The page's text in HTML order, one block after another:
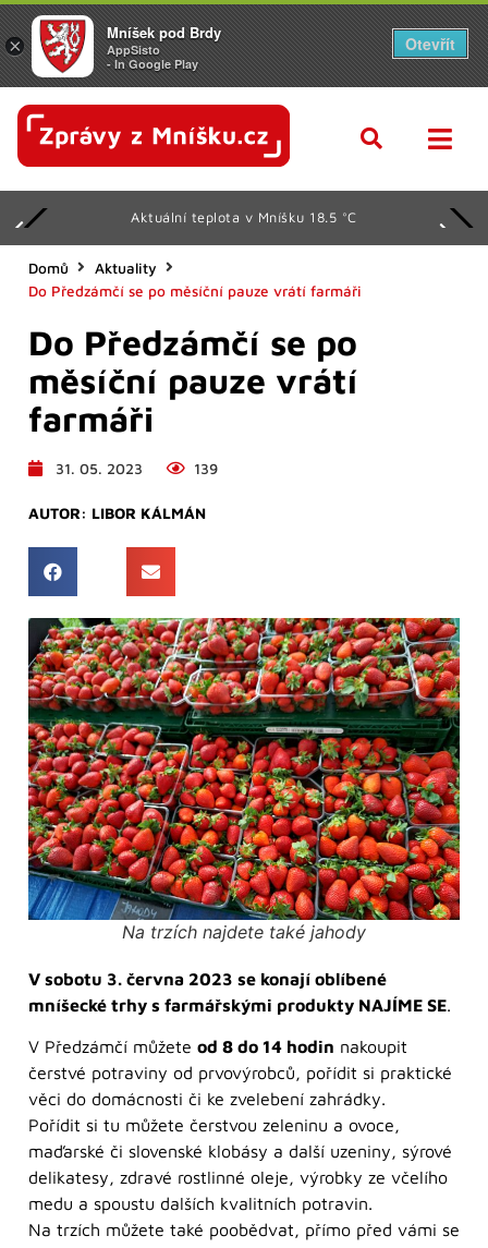
Aktuální teplota v Mníšku 18.5 °C
Domů
Aktuality
Do Předzámčí se po měsíční pauze vrátí farmáři
Do Předzámčí se po
měsíční pauze vrátí
farmáři
31. 05. 2023 139
AUTOR: LIBOR KÁLMÁN
Na trzích najdete také jahody
V sobotu 3. června 2023 se konají oblíbené
mníšecké trhy s farmářskými produkty NAJÍME SE
V Předzámčí můžete od 8 do 14 hodin nakoupit
čerstvé potraviny od prvovýrobců, pořídit si praktické
věci do domácnosti či ke zvelebení zahrádky.
Pořídit si tu můžete čerstvou zeleninu a ovoce,
maďarské či slovenské klobásy a další uzeniny, sýrové
delikatesy, zdravé rostlinné oleje, výrobky ze včelího
medu a spoustu dalších kvalitních potravin.
Na trzích můžete také poobědvat, přímo před vámi se
×
Mníšek pod Brdy
AppSisto
- In Google Play
Otevřít